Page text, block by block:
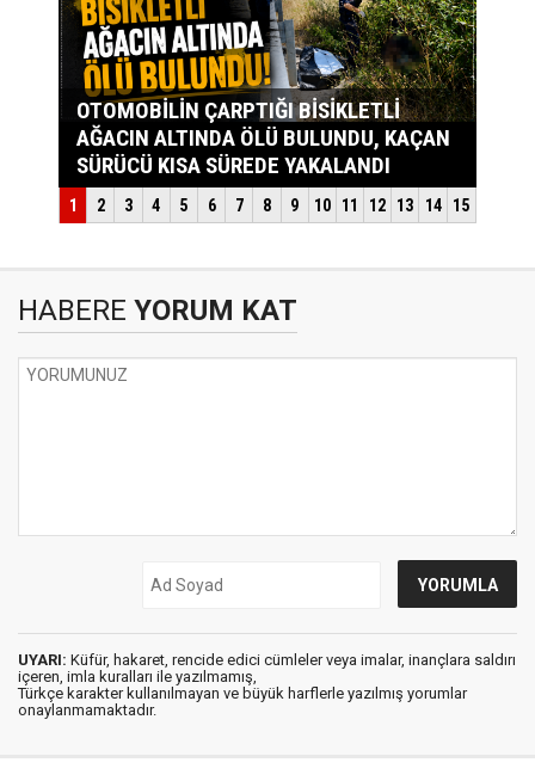
HABERE YORUM KAT
UYARI: Küfür, hakaret, rencide edici cümleler veya imalar, inançlara saldırı
içeren, imla kuralları ile yazılmamış,
Türkçe karakter kullanılmayan ve büyük harflerle yazılmış yorumlar
onaylanmamaktadır.